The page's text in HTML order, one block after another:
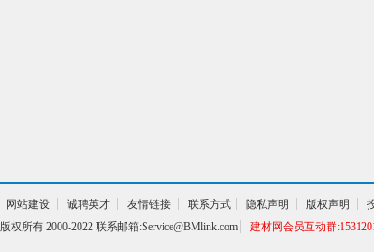
网站建设 诚聘英才 友情链接 联系方式 隐私声明 版权声明
版权所有 2000-2022 联系邮箱:Service@BMlink.com 建材网会员互动群